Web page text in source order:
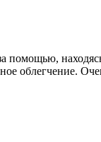
облегчение.